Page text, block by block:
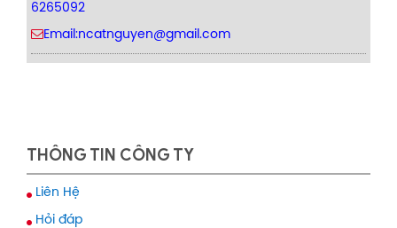
6265092
Email:ncatnguyen@gmail.com
THÔNG TIN CÔNG TY
Liên Hệ
Hỏi đáp